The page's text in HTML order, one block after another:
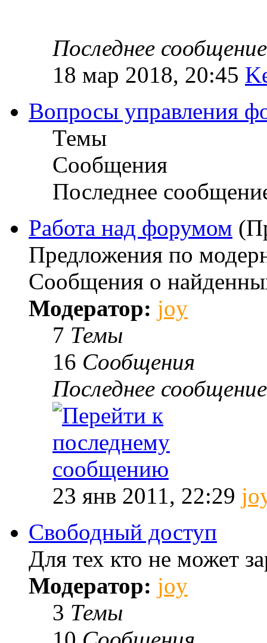
Последнее сообщение
18 мар 2018, 20:45
Вопросы управления
Темы
Сообщения
Последнее
Работа над форумом
Предложения по
Сообщения о
Модератор: joy
7 Темы
16 Сообщения
Последнее сообщение
23 янв 2011, 22:29
Свободный доступ
Для тех кто не может
Модератор: joy
3 Темы